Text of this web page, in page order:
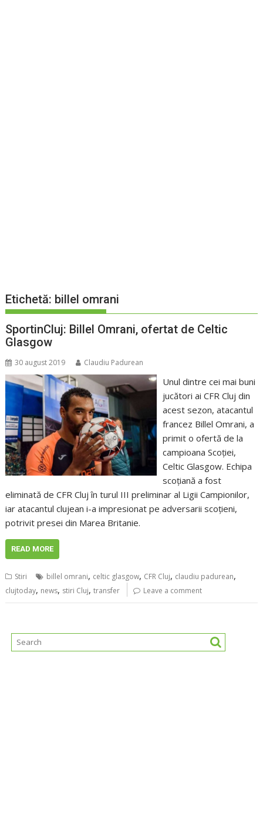
Etichetă: billel omrani
SportinCluj: Billel Omrani, ofertat de Celtic
Glasgow
30 august 2019 Claudiu Padurean
Unul dintre cei mai buni
jucători ai CFR Cluj din
acest sezon, atacantul
francez Billel Omrani, a
primit o ofertă de la
campioana Scoţiei,
Celtic Glasgow. Echipa
scoţiană a fost
eliminată de CFR Cluj în turul III preliminar al Ligii Campionilor,
iar atacantul clujean i-a impresionat pe adversarii scoţieni,
potrivit presei din Marea Britanie.
READ MORE
Stiri billel omrani, celtic glasgow, CFR Cluj, claudiu padurean,
clujtoday, news, stiri Cluj,transfer Leave a comment